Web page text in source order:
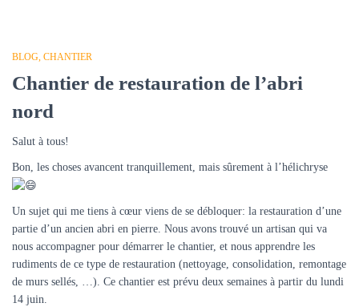
BLOG CHANTIER
Chantier de restauration de l’abri
nord
Salut à tous!
Bon, les choses avancent tranquillement, mais sûrement à l’hélichryse
Un sujet qui me tiens à cœur viens de se débloquer: la restauration d’une
partie d’un ancien abri en pierre. Nous avons trouvé un artisan qui va
nous accompagner pour démarrer le chantier, et nous apprendre les
rudiments de ce type de restauration (nettoyage, consolidation, remontage
de murs sellés, …). Ce chantier est prévu deux semaines à partir du lundi
14 juin.